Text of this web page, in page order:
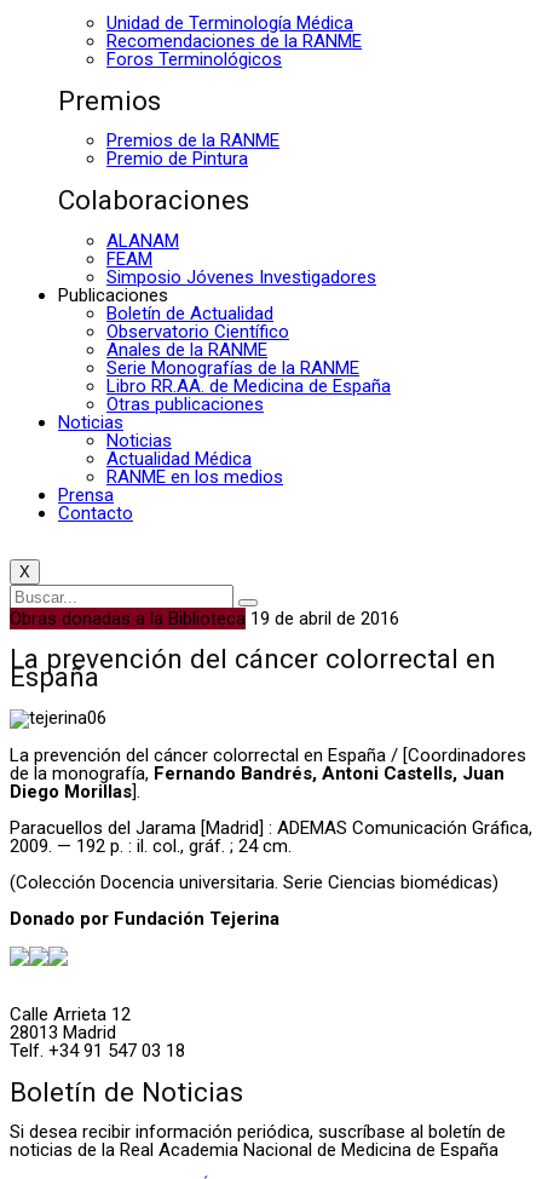
Unidad de Terminología Médica
Recomendaciones de la RANME
Foros Terminológicos
Premios
Premios de la RANME
Premio de Pintura
Colaboraciones
ALANAM
FEAM
Simposio Jóvenes Investigadores
Publicaciones
Boletín de Actualidad
Observatorio Científico
Anales de la RANME
Serie Monografías de la RANME
Libro RR.AA. de Medicina de España
Otras publicaciones
Noticias
Noticias
Actualidad Médica
RANME en los medios
Prensa
Contacto
X
Obras donadas a la Biblioteca 19 de abril de 2016
La prevención del cáncer colorrectal en
España
La prevención del cáncer colorrectal en España / [Coordinadores
de la monografía, Fernando Bandrés, Antoni Castells, Juan
Diego Morillas].
Paracuellos del Jarama [Madrid] : ADEMAS Comunicación Gráfica,
2009. — 192 p. : il. col., gráf. ; 24 cm.
(Colección Docencia universitaria. Serie Ciencias biomédicas)
Donado por Fundación Tejerina
Calle Arrieta 12
28013 Madrid
Telf. +34 91 547 03 18
Boletín de Noticias
Si desea recibir información periódica, suscríbase al boletín de
noticias de la Real Academia Nacional de Medicina de España